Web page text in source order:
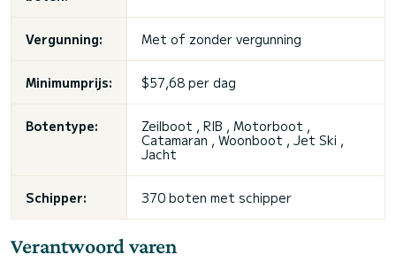
Vergunning: Met of zonder vergunning
Minimumprijs: $57,68 per dag
Botentype:
Zeilboot , RIB , Motorboot ,
Catamaran , Woonboot , Jet Ski ,
Jacht
Schipper: 370 boten met schipper
Verantwoord varen